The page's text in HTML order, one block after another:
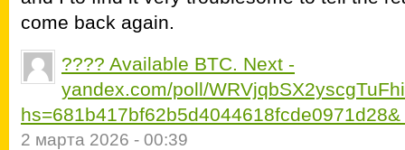
come back again.
???? Available BTC. Next -
yandex.com/poll/
2 марта 2026 - 00:39